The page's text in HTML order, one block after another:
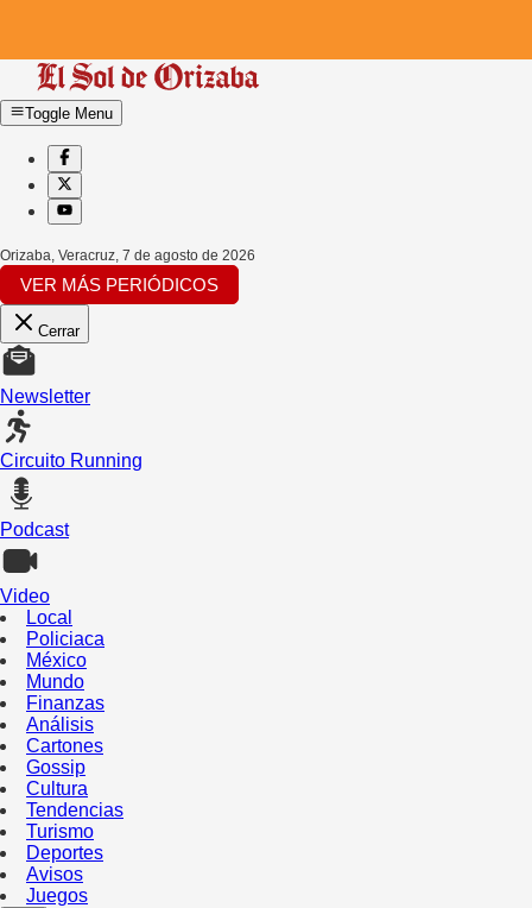
Toggle Menu
Orizaba, Veracruz, 7 de agosto de 2026
VER MÁS PERIÓDICOS
Cerrar
Newsletter
Circuito Running
Podcast
Video
Local
Policiaca
México
Mundo
Finanzas
Análisis
Cartones
Gossip
Cultura
Tendencias
Turismo
Deportes
Avisos
Juegos